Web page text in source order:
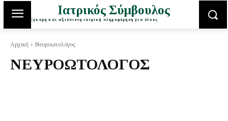
Ιατρικός Σύμβουλος
Έγκυρη και αξιόπιστη ιατρική πληροφόρηση για όλους
Αρχική Νευροωτολόγος
ΝΕΥΡΟΩΤΟΛΌΓΟΣ